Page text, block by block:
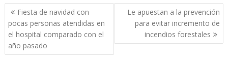
Post
navigation
Fiesta de navidad con
pocas personas atendidas en
el hospital comparado con el
año pasado
Le apuestan a la prevención
para evitar incremento de
incendios forestales